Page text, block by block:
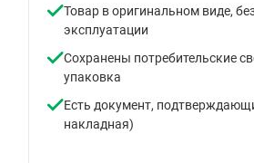
Товар в оригинальном виде,
эксплуатации
Сохранены потребительские
упаковка
Есть документ,
накладная)